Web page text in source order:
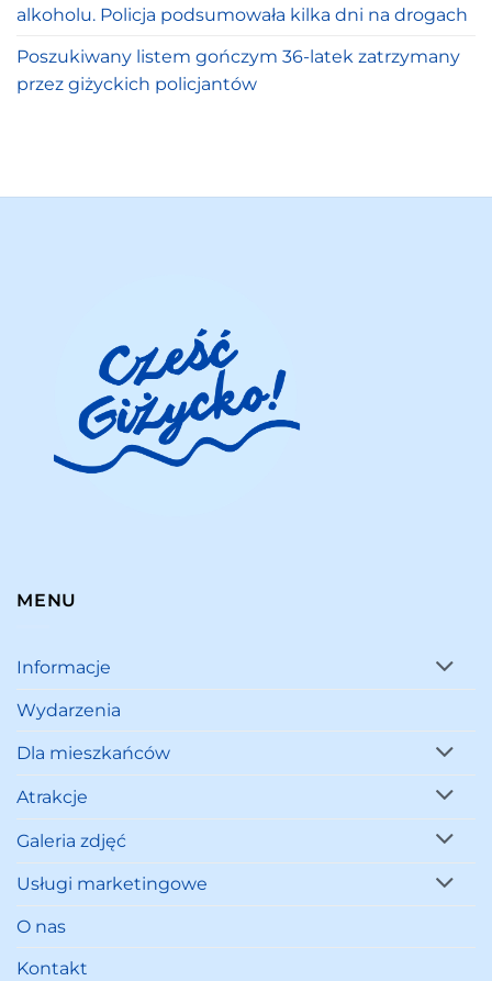
alkoholu. Policja podsumowała kilka dni na drogach
Poszukiwany listem gończym 36-latek zatrzymany
przez giżyckich policjantów
MENU
Informacje
Wydarzenia
Dla mieszkańców
Atrakcje
Galeria zdjęć
Usługi marketingowe
O nas
Kontakt